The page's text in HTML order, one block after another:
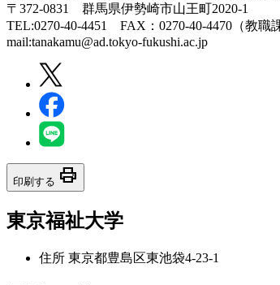
〒372-0831 群馬県伊勢崎市山王町2020-1
TEL:0270-40-4451 FAX：0270-40-4470（教職
mail:tanakamu@ad.tokyo-fukushi.ac.jp
印刷する print
東京福祉大学
住所 東京都豊島区東池袋4-23-1